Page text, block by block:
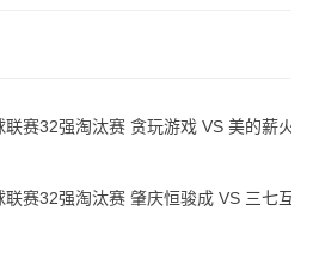
赛32强淘汰赛 贪玩游戏 VS 美的薪火
赛32强淘汰赛 肇庆恒骏成 VS 三七互娱